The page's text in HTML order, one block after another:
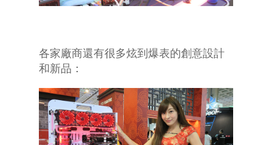
各家廠商還有很多炫到爆表的創意設計
和新品：